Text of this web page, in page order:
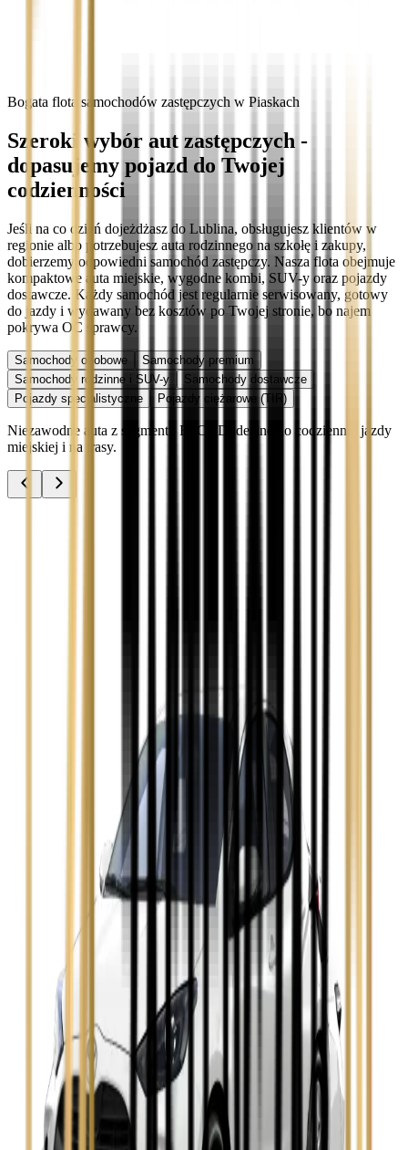
Bogata flota samochodów zastępczych w Piaskach
Szeroki wybór aut zastępczych -
dopasujemy pojazd do Twojej
codzienności
Jeśli na co dzień dojeżdżasz do Lublina, obsługujesz klientów w
regionie albo potrzebujesz auta rodzinnego na szkołę i zakupy,
dobierzemy odpowiedni samochód zastępczy. Nasza flota obejmuje
kompaktowe auta miejskie, wygodne kombi, SUV-y oraz pojazdy
dostawcze. Każdy samochód jest regularnie serwisowany, gotowy
do jazdy i wydawany bez kosztów po Twojej stronie, bo najem
pokrywa OC sprawcy.
Samochody osobowe
Samochody premium
Samochody rodzinne i SUV-y
Samochody dostawcze
Pojazdy specjalistyczne
Pojazdy ciężarowe (TIR)
Niezawodne auta z segmentu B, C i D idealne do codziennej jazdy
miejskiej i na trasy.
Opel Insignia
Seat Leon
Skoda Fabia
Zobacz